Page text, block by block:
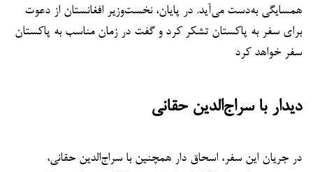
همسایگی به‌دست می‌آید. در پایان، نخست‌وزیر افغانستان از دعوت
برای سفر به پاکستان تشکر کرد و گفت در زمان مناسب به پاکستان
سفر خواهد کرد
دیدار با سراج‌الدین حقانی
در جریان این سفر، اسحاق دار همچنین با سراج‌الدین حقانی،